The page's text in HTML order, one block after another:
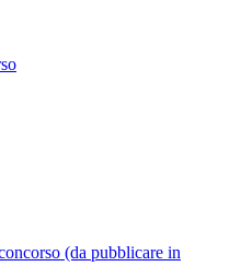
(da pubblicare in